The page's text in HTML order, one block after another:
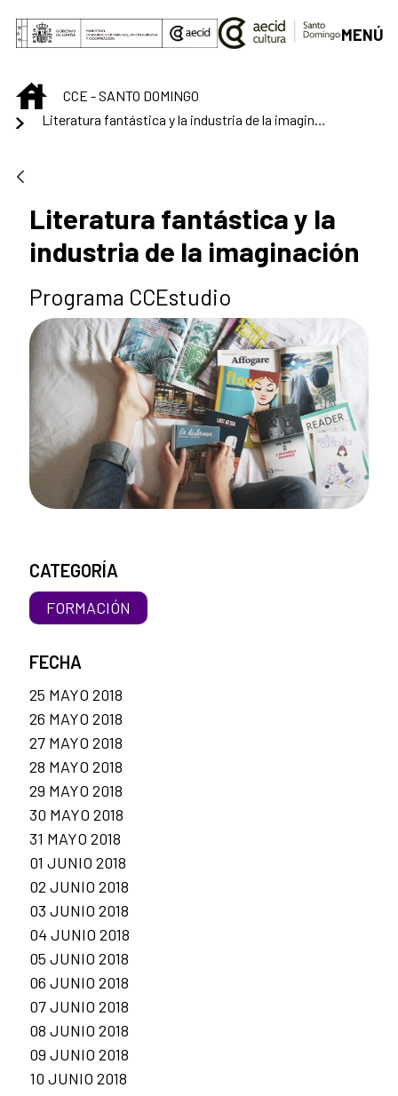
Saltar al contenido principal
MENÚ
INICIOCCE - SANTO DOMINGO
Literatura fantástica y la industria de la imaginación
Literatura fantástica y la
industria de la imaginación
Programa CCEstudio
CATEGORÍA
FORMACIÓN
FECHA
25 MAYO 2018
26 MAYO 2018
27 MAYO 2018
28 MAYO 2018
29 MAYO 2018
30 MAYO 2018
31 MAYO 2018
01 JUNIO 2018
02 JUNIO 2018
03 JUNIO 2018
04 JUNIO 2018
05 JUNIO 2018
06 JUNIO 2018
07 JUNIO 2018
08 JUNIO 2018
09 JUNIO 2018
10 JUNIO 2018